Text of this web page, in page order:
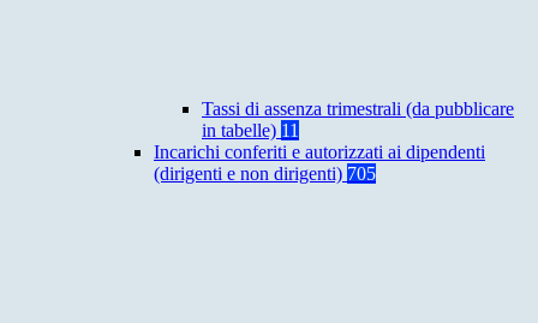
Tassi di assenza trimestrali (da pubblicare
in tabelle) 11
Incarichi conferiti e autorizzati ai dipendenti
(dirigenti e non dirigenti) 705